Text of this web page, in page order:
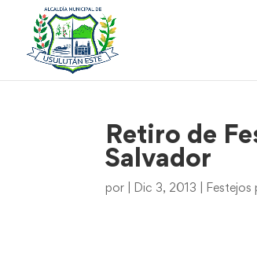
Retiro de
Salvador
por Dic 3, 2013 Festejos